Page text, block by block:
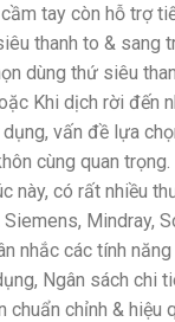
tay còn hỗ trợ
thanh to & sang
dùng thứ siêu
Khi dịch rời đến
vấn đề lựa
cùng quan trọng.
này, có rất nhiều
Mindray,
nhắc các tính
Ngân sách chi
chuẩn chỉnh & hiệu